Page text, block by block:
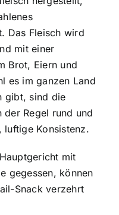
Das Fleisch wird
mit einer
Brot, Eiern und
es im ganzen Land
gibt, sind die
der Regel rund und
luftige Konsistenz.
mit
gegessen, können
Snack verzehrt